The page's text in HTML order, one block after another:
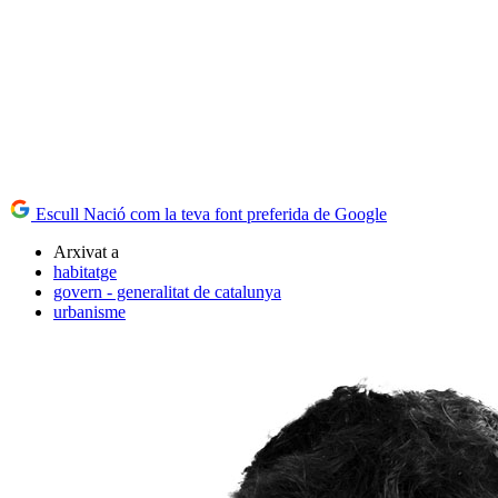
Escull Nació com la teva font preferida de Google
Arxivat a
habitatge
govern - generalitat de catalunya
urbanisme